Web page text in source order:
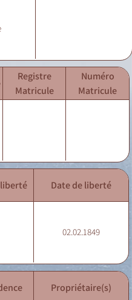
Registre
Matricule
Numéro
Matricule
Date de liberté
02.02.1849
Propriétaire(s)